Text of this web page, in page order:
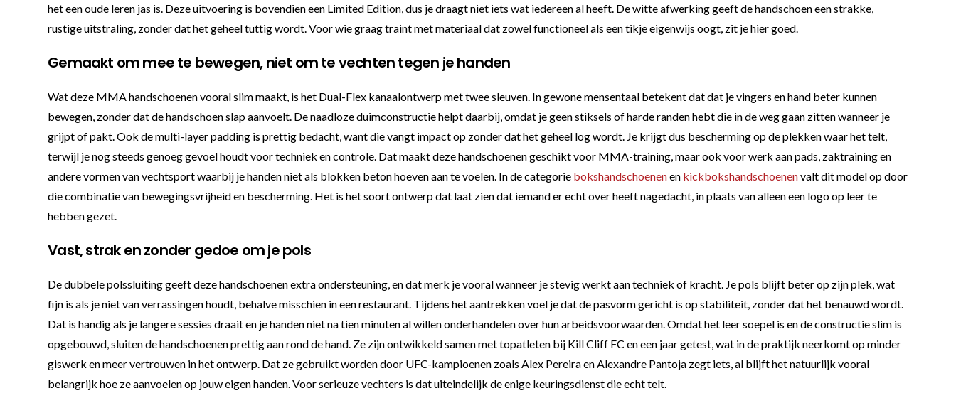
het een oude leren jas is. Deze uitvoering is bovendien een Limited Edition, dus je draagt niet iets wat iedereen al heeft. De witte afwerking geeft de handschoen een strakke,
rustige uitstraling, zonder dat het geheel tuttig wordt. Voor wie graag traint met materiaal dat zowel functioneel als een tikje eigenwijs oogt, zit je hier goed.
Gemaakt om mee te bewegen, niet om te vechten tegen je handen
Wat deze MMA handschoenen vooral slim maakt, is het Dual-Flex kanaalontwerp met twee sleuven. In gewone mensentaal betekent dat dat je vingers en hand beter kunnen
bewegen, zonder dat de handschoen slap aanvoelt. De naadloze duimconstructie helpt daarbij, omdat je geen stiksels of harde randen hebt die in de weg gaan zitten wanneer je
grijpt of pakt. Ook de multi-layer padding is prettig bedacht, want die vangt impact op zonder dat het geheel log wordt. Je krijgt dus bescherming op de plekken waar het telt,
terwijl je nog steeds genoeg gevoel houdt voor techniek en controle. Dat maakt deze handschoenen geschikt voor MMA-training, maar ook voor werk aan pads, zaktraining en
andere vormen van vechtsport waarbij je handen niet als blokken beton hoeven aan te voelen. In de categorie bokshandschoenenen kickbokshandschoenenvalt dit model op door
die combinatie van bewegingsvrijheid en bescherming. Het is het soort ontwerp dat laat zien dat iemand er echt over heeft nagedacht, in plaats van alleen een logo op leer te
hebben gezet.
Vast, strak en zonder gedoe om je pols
De dubbele polssluiting geeft deze handschoenen extra ondersteuning, en dat merk je vooral wanneer je stevig werkt aan techniek of kracht. Je pols blijft beter op zijn plek, wat
fijn is als je niet van verrassingen houdt, behalve misschien in een restaurant. Tijdens het aantrekken voel je dat de pasvorm gericht is op stabiliteit, zonder dat het benauwd wordt.
Dat is handig als je langere sessies draait en je handen niet na tien minuten al willen onderhandelen over hun arbeidsvoorwaarden. Omdat het leer soepel is en de constructie slim is
opgebouwd, sluiten de handschoenen prettig aan rond de hand. Ze zijn ontwikkeld samen met topatleten bij Kill Cliff FC en een jaar getest, wat in de praktijk neerkomt op minder
giswerk en meer vertrouwen in het ontwerp. Dat ze gebruikt worden door UFC-kampioenen zoals Alex Pereira en Alexandre Pantoja zegt iets, al blijft het natuurlijk vooral
belangrijk hoe ze aanvoelen op jouw eigen handen. Voor serieuze vechters is dat uiteindelijk de enige keuringsdienst die echt telt.